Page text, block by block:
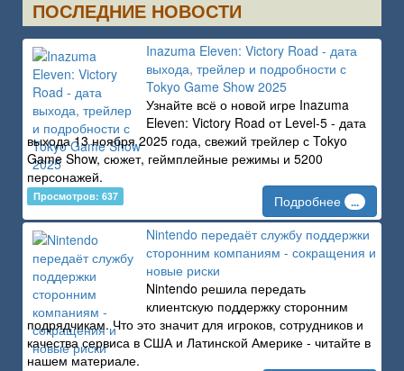
ПОСЛЕДНИЕ НОВОСТИ
Inazuma Eleven: Victory Road - дата
выхода, трейлер и подробности с
Tokyo Game Show 2025
Узнайте всё о новой игре Inazuma
Eleven: Victory Road от Level-5 - дата
выхода 13 ноября 2025 года, свежий трейлер с Tokyo
Game Show, сюжет, геймплейные режимы и 5200
персонажей.
Просмотров: 637 Подробнее ...
Nintendo передаёт службу поддержки
сторонним компаниям - сокращения и
новые риски
Nintendo решила передать
клиентскую поддержку сторонним
подрядчикам. Что это значит для игроков, сотрудников и
качества сервиса в США и Латинской Америке - читайте в
нашем материале.